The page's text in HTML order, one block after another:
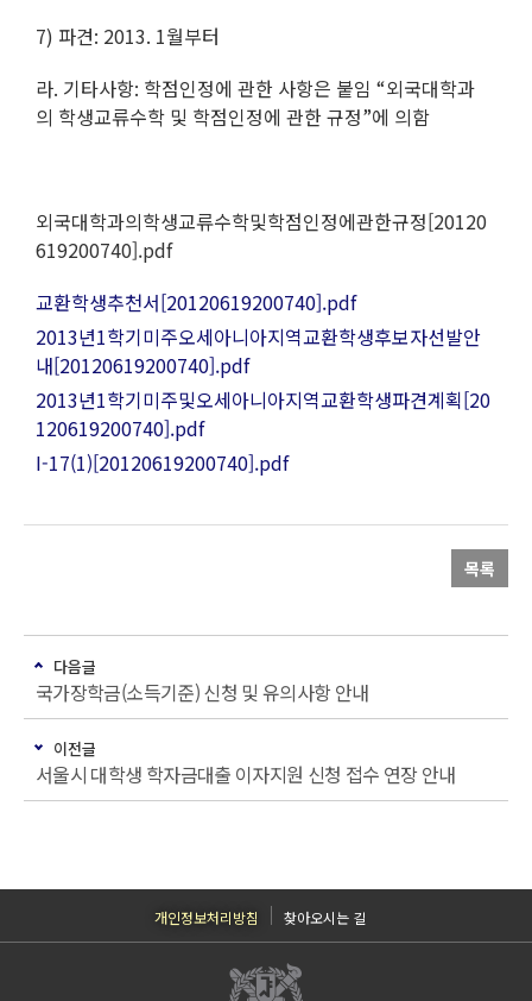
7) 파견: 2013. 1월부터
라. 기타사항: 학점인정에 관한 사항은 붙임 “외국대학과
의 학생교류수학 및 학점인정에 관한 규정”에 의함
외국대학과의학생교류수학및학점인정에관한규정[20120
619200740].pdf
교환학생추천서[20120619200740].pdf
2013년1학기미주오세아니아지역교환학생후보자선발안
내[20120619200740].pdf
2013년1학기미주및오세아니아지역교환학생파견계획[20
120619200740].pdf
I-17(1)[20120619200740].pdf
목록
다음글
국가장학금(소득기준) 신청 및 유의사항 안내
이전글
서울시 대학생 학자금대출 이자지원 신청 접수 연장 안내
개인정보처리방침 찾아오시는 길